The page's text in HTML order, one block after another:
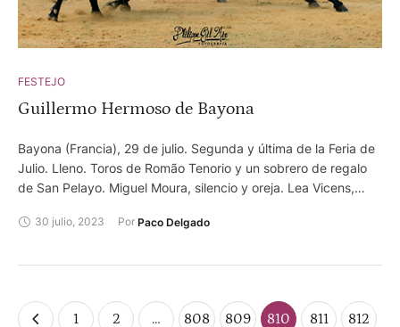
Fernández, dos orejas y rabo y dos orejas y rabo. Lodosa
(Navarra), 30 de julio. Toros de El Pincha. Sergio Domínguez,
dos orejas y ovación. Paco Velasques, oreja y oreja.
FESTEJO
Guillermo Hermoso de Bayona
Bayona (Francia), 29 de julio. Segunda y última de la Feria de
Julio. Lleno. Toros de Romão Tenorio y un sobrero de regalo
de San Pelayo. Miguel Moura, silencio y oreja. Lea Vicens,
Mendoza, dos orejas y oreja. Los forcados de Moita actuaron
30 julio, 2023 Por Paco Delgado
1 2 … 808 809 810 811 812